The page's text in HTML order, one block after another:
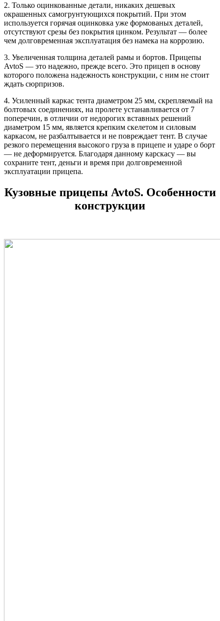
2. Только оцинкованные детали, никаких дешевых
окрашенных самогрунтующихся покрытий. При этом
используется горячая оцинковка уже формованых деталей,
отсутствуют срезы без покрытия цинком. Результат — более
чем долговременная эксплуатация без намека на коррозию.
3. Увеличенная толщина деталей рамы и бортов. Прицепы
AvtoS — это надежно, прежде всего. Это прицеп в основу
которого положена надежность конструкции, с ним не стоит
ждать сюрпризов.
4. Усиленный каркас тента диаметром 25 мм, скрепляемый на
болтовых соединениях, на пролете устанавливается от 7
поперечин, в отличии от недорогих вставных решений
диаметром 15 мм, является крепким скелетом и силовым
каркасом, не разбалтывается и не повреждает тент. В случае
резкого перемещения высокого груза в прицепе и ударе о борт
— не деформируется. Благодаря данному карскасу — вы
сохраните тент, деньги и время при долговременной
эксплуатации прицепа.
Кузовные прицепы AvtoS. Особенности
конструкции